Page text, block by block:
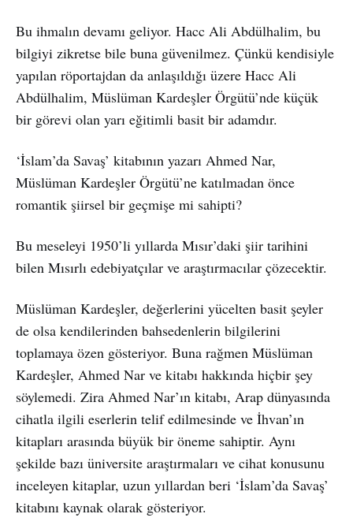
Bu ihmalın devamı geliyor. Hacc Ali Abdülhalim, bu
bilgiyi zikretse bile buna güvenilmez. Çünkü kendisiyle
yapılan röportajdan da anlaşıldığı üzere Hacc Ali
Abdülhalim, Müslüman Kardeşler Örgütü’nde küçük
bir görevi olan yarı eğitimli basit bir adamdır.
‘İslam’da Savaş’ kitabının yazarı Ahmed Nar,
Müslüman Kardeşler Örgütü’ne katılmadan önce
romantik şiirsel bir geçmişe mi sahipti?
Bu meseleyi 1950’li yıllarda Mısır’daki şiir tarihini
bilen Mısırlı edebiyatçılar ve araştırmacılar çözecektir.
Müslüman Kardeşler, değerlerini yücelten basit şeyler
de olsa kendilerinden bahsedenlerin bilgilerini
toplamaya özen gösteriyor. Buna rağmen Müslüman
Kardeşler, Ahmed Nar ve kitabı hakkında hiçbir şey
söylemedi. Zira Ahmed Nar’ın kitabı, Arap dünyasında
cihatla ilgili eserlerin telif edilmesinde ve İhvan’ın
kitapları arasında büyük bir öneme sahiptir. Aynı
şekilde bazı üniversite araştırmaları ve cihat konusunu
inceleyen kitaplar, uzun yıllardan beri ‘İslam’da Savaş’
kitabını kaynak olarak gösteriyor.